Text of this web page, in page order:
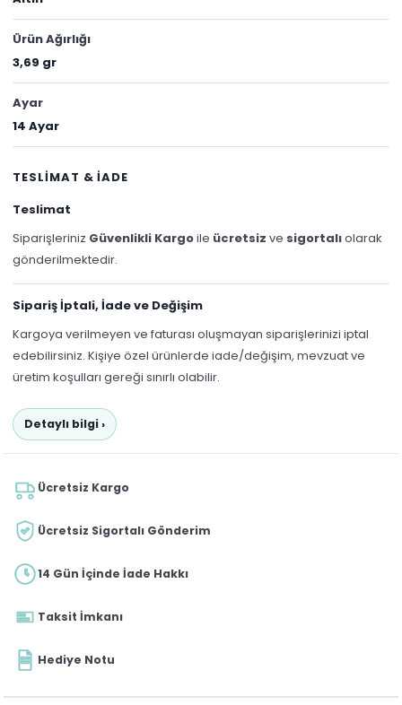
Ürün Ağırlığı
3,69 gr
Ayar
14 Ayar
TESLİMAT & İADE
Teslimat
Siparişleriniz Güvenlikli Kargoile ücretsiz ve sigortalıolarak
gönderilmektedir.
Sipariş İptali, İade ve Değişim
Kargoya verilmeyen ve faturası oluşmayan siparişlerinizi iptal
edebilirsiniz. Kişiye özel ürünlerde iade/değişim, mevzuat ve
üretim koşulları gereği sınırlı olabilir.
Detaylı bilgi ›
Ücretsiz Kargo
Ücretsiz Sigortalı Gönderim
14 Gün İçinde İade Hakkı
Taksit İmkanı
Hediye Notu